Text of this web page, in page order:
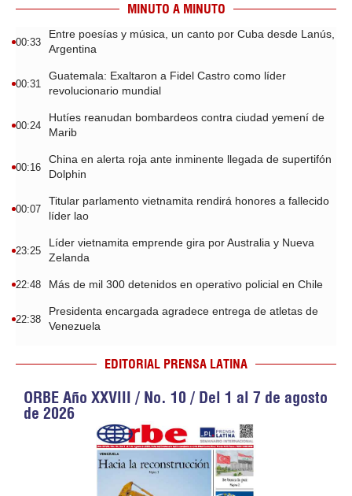
MINUTO A MINUTO
00:33
Entre poesías y música, un canto por Cuba desde Lanús,
Argentina
00:31
Guatemala: Exaltaron a Fidel Castro como líder
revolucionario mundial
00:24
Hutíes reanudan bombardeos contra ciudad yemení de
Marib
00:16
China en alerta roja ante inminente llegada de supertifón
Dolphin
00:07
Titular parlamento vietnamita rendirá honores a fallecido
líder lao
23:25
Líder vietnamita emprende gira por Australia y Nueva
Zelanda
22:48 Más de mil 300 detenidos en operativo policial en Chile
22:38
Presidenta encargada agradece entrega de atletas de
Venezuela
EDITORIAL PRENSA LATINA
ORBE Año XXVIII / No. 10 / Del 1 al 7 de agosto
de 2026